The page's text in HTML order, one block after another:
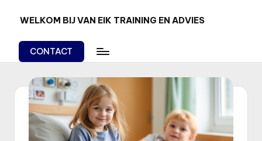
inhoud
WELKOM BIJ VAN EIK TRAINING EN ADVIES
naar
doen!
CONTACT